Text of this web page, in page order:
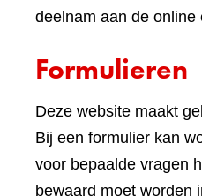
deelnam aan de online
Formulieren
Deze website maakt
Bij een formulier kan
voor bepaalde vragen
bewaard moet worden